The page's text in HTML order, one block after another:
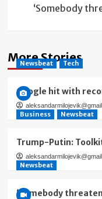
‘Somebody
More Stories
Newsbeat Tech
Google hit with
Business Newsbeat
Trump-Putin:
Newsbeat
‘Somebody